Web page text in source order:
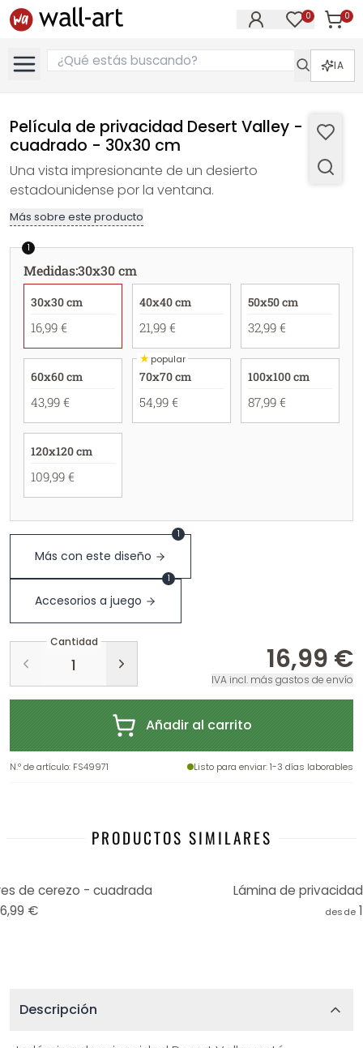
0 0
IA
Película de privacidad Desert Valley -
cuadrado - 30x30 cm
Una vista impresionante de un desierto
estadounidense por la ventana.
Más sobre este producto
1
Medidas:30x30 cm
30x30 cm
16,99 €
40x40 cm
21,99 €
50x50 cm
32,99 €
60x60 cm
43,99 €
★popular
70x70 cm
54,99 €
100x100 cm
87,99 €
120x120 cm
109,99 €
Más con este diseño
1
Accesorios a juego
1
Cantidad
16,99 €
IVA incl. más gastos de envío
Añadir al carrito
N.º de artículo: FS49971 Listo para enviar: 1-3 días laborables
PRODUCTOS SIMILARES
de cerezo - cuadrada
€
Lámina de
desde
Descripción